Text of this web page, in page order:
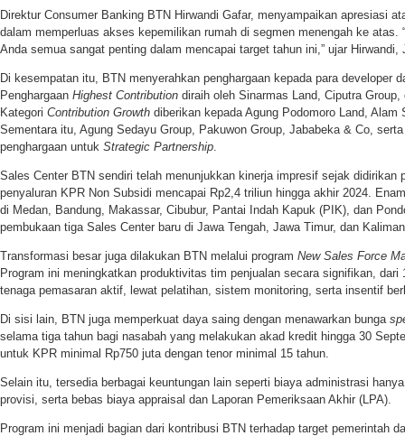
Direktur Consumer Banking BTN Hirwandi Gafar, menyampaikan apresiasi
dalam memperluas akses kepemilikan rumah di segmen menengah ke atas.
Anda semua sangat penting dalam mencapai target tahun ini,” ujar
Di kesempatan itu, BTN menyerahkan penghargaan kepada para developer
Penghargaan Highest Contribution diraih oleh Sinarmas Land, Ciputra Group,
Kategori Contribution Growth diberikan kepada Agung Podomoro Land, Alam
Sementara itu, Agung Sedayu Group, Pakuwon Group, Jababeka & Co,
penghargaan untuk Strategic Partnership.
Sales Center BTN sendiri telah menunjukkan kinerja impresif sejak didirikan
penyaluran KPR Non Subsidi mencapai Rp2,4 triliun hingga akhir 2024.
di Medan, Bandung, Makassar, Cibubur, Pantai Indah Kapuk (PIK), dan
pembukaan tiga Sales Center baru di Jawa Tengah, Jawa Timur, dan
Transformasi besar juga dilakukan BTN melalui program New Sales Force
Program ini meningkatkan produktivitas tim penjualan secara signifikan, dari
tenaga pemasaran aktif, lewat pelatihan, sistem monitoring, serta insentif
Di sisi lain, BTN juga memperkuat daya saing dengan menawarkan bunga
selama tiga tahun bagi nasabah yang melakukan akad kredit hingga 30
untuk KPR minimal Rp750 juta dengan tenor minimal 15 tahun.
Selain itu, tersedia berbagai keuntungan lain seperti biaya administrasi
provisi, serta bebas biaya appraisal dan Laporan Pemeriksaan Akhir (LPA).
Program ini menjadi bagian dari kontribusi BTN terhadap target pemerintah